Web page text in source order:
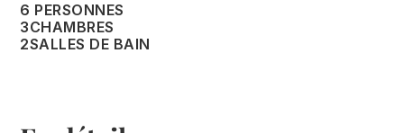
Pour les propriétaires
Pour les locataires
6 PERSONNES
3CHAMBRES
2SALLES DE BAIN